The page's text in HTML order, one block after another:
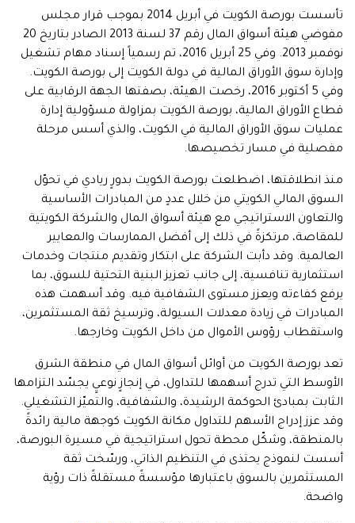
تأسست بورصة الكويت في أبريل 2014 بموجب قرار مجلس
مفوضي هيئة أسواق المال رقم 37 لسنة 2013 الصادر بتاريخ 20
نوفمبر 2013. وفي 25 أبريل 2016، تم رسمياً إسناد مهام تشغيل
وإدارة سوق الأوراق المالية في دولة الكويت إلى بورصة الكويت.
وفي 5 أكتوبر 2016، رخصت الهيئة، بصفتها الجهة الرقابية على
قطاع الأوراق المالية، بورصة الكويت بمزاولة مسؤولية إدارة
عمليات سوق الأوراق المالية في الكويت، والذي أسس مرحلة
مفصلية في مسار تخصيصها.
منذ انطلاقتها، اضطلعت بورصة الكويت بدورٍ ريادي في تحوّل
السوق المالي الكويتي من خلال عددٍ من المبادرات الأساسية
والتعاون الاستراتيجي مع هيئة أسواق المال والشركة الكويتية
للمقاصة، مرتكزةً في ذلك إلى أفضل الممارسات والمعايير
العالمية. وقد دأبت الشركة على ابتكار وتقديم منتجات وخدمات
استثمارية تنافسية، إلى جانب تعزيز البنية التحتية للسوق، بما
يرفع كفاءته ويعزز مستوى الشفافية فيه. وقد أسهمت هذه
المبادرات في زيادة معدلات السيولة، وترسيخ ثقة المستثمرين،
واستقطاب رؤوس الأموال من داخل الكويت وخارجها.
تعد بورصة الكويت من أوائل أسواق المال في منطقة الشرق
الأوسط التي تدرج أسهمها للتداول، في إنجازٍ نوعيٍ يجسّد التزامها
الثابت بمبادئ الحوكمة الرشيدة، والشفافية، والتميّز التشغيلي.
وقد عزز إدراج الأسهم للتداول مكانة الكويت كوجهة مالية رائدةً
بالمنطقة، وشكّل محطة تحول استراتيجية في مسيرة البورصة،
أسست لنموذج يحتذى في التنظيم الذاتي، ورسّخت ثقة
المستثمرين بالسوق باعتبارها مؤسسةً مستقلةً ذات رؤية
واضحة.